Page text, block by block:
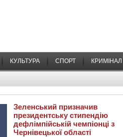
КУЛЬТУРА СПОРТ КРИМІНАЛ
Зеленський призначив
президентську стипендію
дефлімпійській чемпіонці з
Чернівецької області